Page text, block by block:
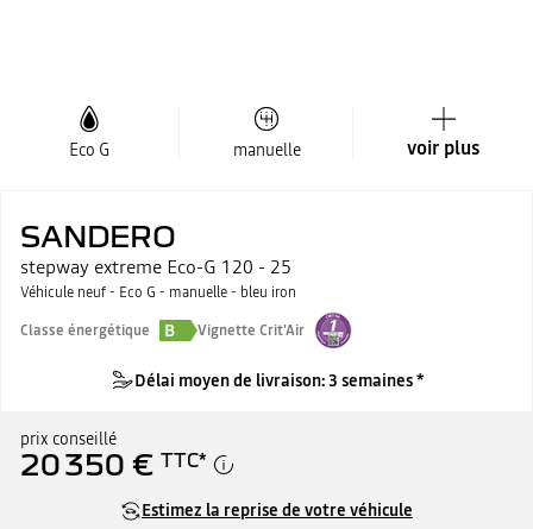
Eco G manuelle voir plus
SANDERO
stepway extreme Eco-G 120 - 25
Véhicule neuf - Eco G - manuelle - bleu iron
Classe énergétique
B Vignette Crit'Air
Délai moyen de livraison: 3 semaines *
prix conseillé
20 350 € TTC*
Estimez la reprise de votre véhicule